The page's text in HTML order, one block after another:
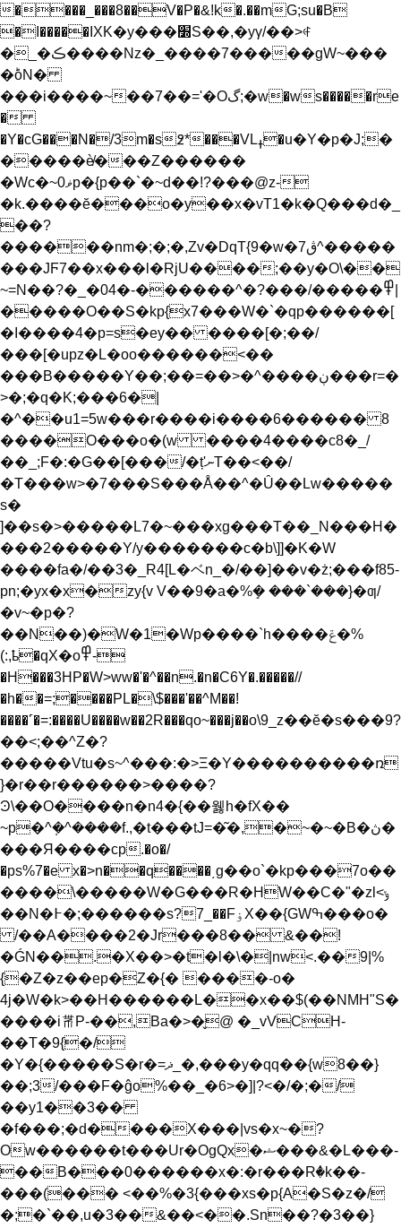
����_���8��V�P�&!k�.��mG;su�B
�I�����IXΚ�y���׽S��,�yγ/��>ꏶ
�_�ڪ����Nz�_����7�����gW~���
�ؕoN�
���i����~��7��='�Oگ;�w�ws�����re
�
�Y�cG���N�/3m�s߶*���VLߪ�u�Y�p�J;�
�����è̸���Z������
�Wc�~ޥ0p�{p��`�~d��!?���@z-
�k.����ĕ���o�y��x�vT1�k�Q���d�_
��?
������nm�;�;�,Zv�DqT{9�w�ڨ7^�����
���JϜ7��x���l�RjU����;��y�O\��
~=N��?�_�04�-������^�?���/�����߾|
�����O��S�kp{x7���W�`�qp������[
�I����4�p=s�ey�� ����[�;��/
���[�upz�L�oo������<��
���B�����Y��;��=��>�^����ڹ���r=�
>�;�q�K;���6�|
�^��u1=5w���r����i����6������ 8
����O���o�(w ����4����c8�_/
��_;F�:�G��[���/�ț'ނT��<��/
�T���w>�7���S���Å��^�Ȗ��Lw�����
s�
]��s�>�����L7�~���xg���T��_N���H�
���2�����Y/y�������c�b\]]�K�W
����fa�/��3�_R4[L�ベn_�/��]��v�ż;���f85-
pn;�yx�x�zy{v V��9�a�%ܻ� ���`���}�ƣ/
�v~�p�?
��N��)�W�1�Wp����`h����ݝ�%
(:,ҍ�qX�o߾-
�H���3HP�W>ww�'�^��n.�n�C6Y�.�����//
�h��=;����PL�\$���'��^M��!
����˹�=:����U����w��2R���qo~���j��ο\9_z��ӗ�s���9?
��<;��^Z�?
�����Vtu�s~^���:�>Ξ�Y����������ռ
}�r��r������>����?
Ͽ\��O����n�n4�{��웷h�fX��
~p�^ܼ�^����f.,�t���tJ=�͂�,�~�~�B�ڽ�
���Я����cp.�o�/
�ps%7�e x�>n��q����͵g��o`�kp���7o��
����\�����W�G���R�HW��C�"�zl<ݸ
��N�߅�;������s?7_��FۏΧ��{ԌWߒ���o�
/��A����2�Jr���8�� &��!
�ǴN��.�X��>�t�l�\�|nw<.��9|%
{�Z�z��eр�Z�{� ����-o�
4j�W�k>��H������L��x��$(��NMH"S�
����i𘜲P-��,Ba�>�̬@ �_vVCH-
��T�9{�/
�Y�{�����S�r�=ޛ_�,���y�qq��{w8��}
��;3/���F�ĝo%��_�6>�]|?<�/�;�/
��y1��3��
�f���;�d����X���|vs�x~�?
Ow������t���Ur�OgQx�ޝ���&�L���-
��B���0������x�:�r���Rٝ�k��-
���(��� <��%�3{���xs�p{A�S�z�/
�;�`��,u�3��&��<��.Sn��?�3��}